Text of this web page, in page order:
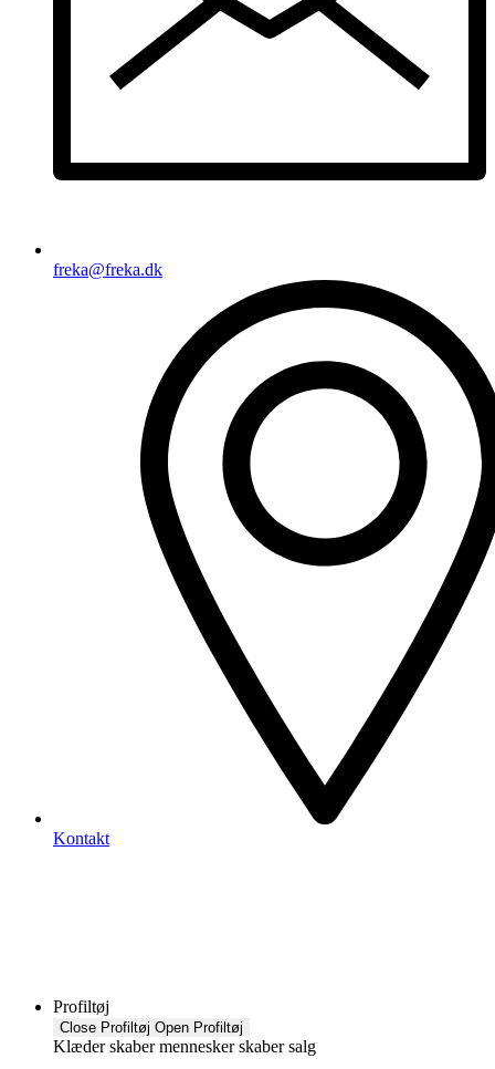
freka@freka.dk
Kontakt
Profiltøj
Close Profiltøj Open Profiltøj
Klæder skaber mennesker skaber salg